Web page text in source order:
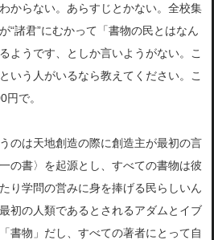
からない。あらすじとかない。全校集
“諸君”にむかって「書物の民とはなん
ようです、としか言いようがない。こ
いう人がいるなら教えてください。こ
円で。
のは天地創造の際に創造主が最初の言
の書〉を起源とし、すべての書物は彼
り学問の営みに身を捧げる民らしいん
の人類であるとされるアダムとイブ
書物」だし、すべての著者にとって自